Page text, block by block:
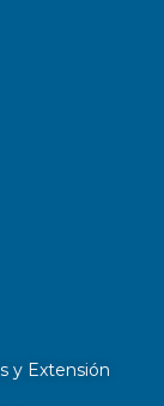
y Extensión